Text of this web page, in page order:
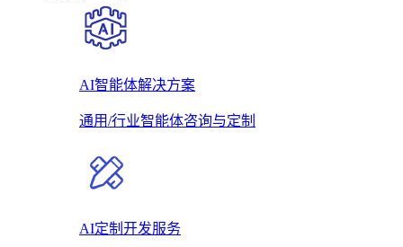
AI智能体解决方案
通用/行业智能体咨询与定制
AI定制开发服务